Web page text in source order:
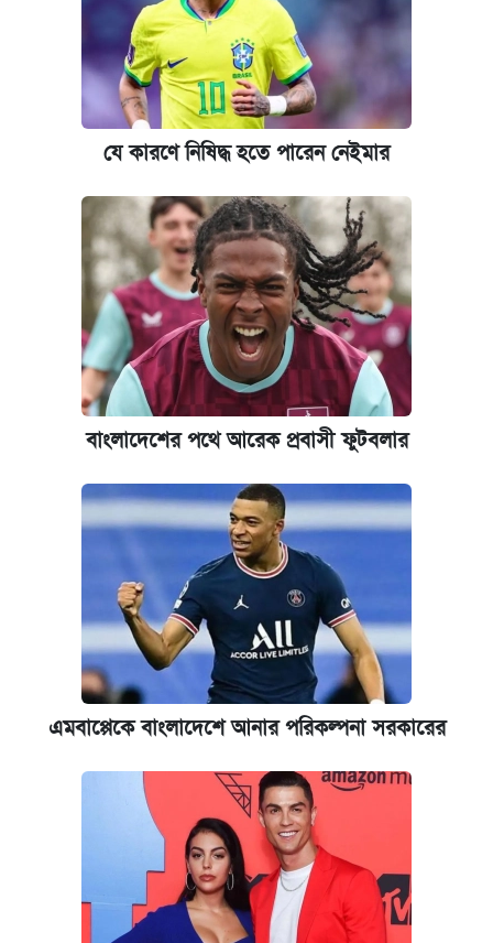
আজকের বাজারে স্বর্ণের দাম (৪ আগস্ট)
নবম জাতীয় পে-স্কেল নিয়ে সর্বশেষ যা জানা গেল
পাঁচ দপ্তরে নতুন সচিব নিয়োগ দিল সরকার
কবে হবে মেডিকেল ভর্তি পরীক্ষা, জানা গেল যা
আজকের বাজারে স্বর্ণ-রুপার দাম (৫ আগস্ট)
আজকের বাজারে স্বর্ণের দাম (৬ আগস্ট)
ঢাবি আইবিএর এক্সিকিউটিভ এমবিএতে ভর্তি শুরু,
আবেদন ১২ আগস্ট পর্যন্ত
প্রতিষ্ঠান প্রধানদের ভাইভা শুরুর নির্দেশ শিক্ষামন্ত্রীর
যে কারণে নিষিদ্ধ হতে পারেন নেইমার
বাংলাদেশের পথে আরেক প্রবাসী ফুটবলার
এমবাপ্পেকে বাংলাদেশে আনার পরিকল্পনা সরকারের